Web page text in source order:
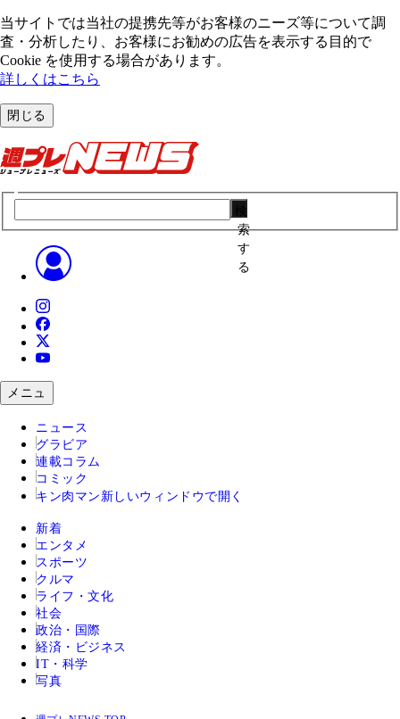
当サイトでは当社の提携先等がお客様のニーズ等について調
査・分析したり、お客様にお勧めの広告を表⽰する⽬的で
Cookie を使⽤する場合があります。
詳しくはこちら
閉じる
索
す
る
メニュ
ニュース
グラビア
連載コラム
コミック
キン肉マン 新しいウィンドウで開く
新着
エンタメ
スポーツ
クルマ
ライフ・文化
社会
政治・国際
経済・ビジネス
IT・科学
写真